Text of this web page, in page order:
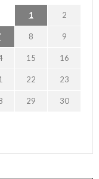
1 2
8 9
15 16
22 23
29 30